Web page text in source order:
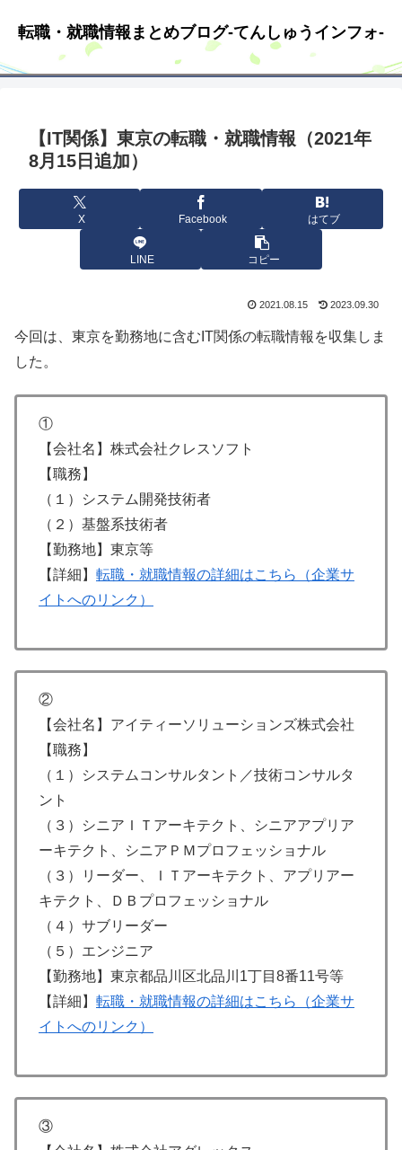
転職・就職情報まとめブログ-てんしゅうインフォ-
【IT関係】東京の転職・就職情報（2021年
8月15日追加）
X Facebook はてブ
LINE コピー
2021.08.15 2023.09.30
今回は、東京を勤務地に含むIT関係の転職情報を収集しま
した。
①
【会社名】株式会社クレスソフト
【職務】
（１）システム開発技術者
（２）基盤系技術者
【勤務地】東京等
【詳細】 転職・就職情報の詳細はこちら（企業サ
イトへのリンク）
②
【会社名】アイティーソリューションズ株式会社
【職務】
（１）システムコンサルタント／技術コンサルタ
ント
（３）シニアＩＴアーキテクト、シニアアプリア
ーキテクト、シニアＰＭプロフェッショナル
（３）リーダー、ＩＴアーキテクト、アプリアー
キテクト、ＤＢプロフェッショナル
（４）サブリーダー
（５）エンジニア
【勤務地】東京都品川区北品川1丁目8番11号等
【詳細】 転職・就職情報の詳細はこちら（企業サ
イトへのリンク）
③